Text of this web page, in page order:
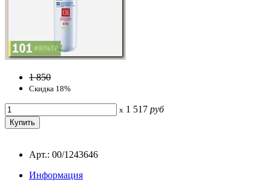
1 850
Скидка 18%
x 1 517 руб
Арт.: 00/1243646
Информация